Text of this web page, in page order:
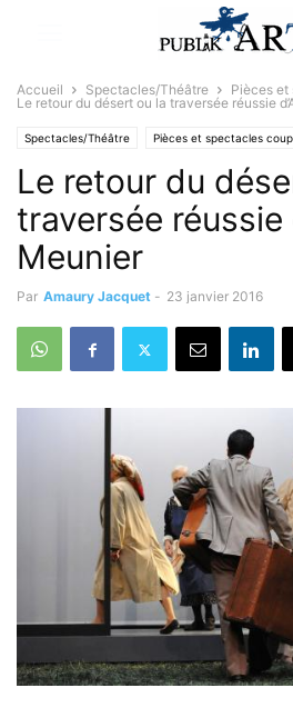
Accueil Spectacles/Théâtre
Pièces et
Le retour du désert ou la traversée réussie
Spectacles/Théâtre Pièces et spectacles
Le retour du
traversée réussie
Meunier
Par Amaury Jacquet - 23 janvier 2016